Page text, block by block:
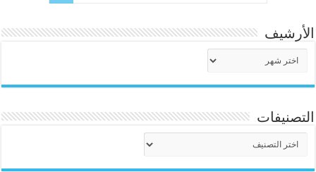
الأرشيف
التصنيفات